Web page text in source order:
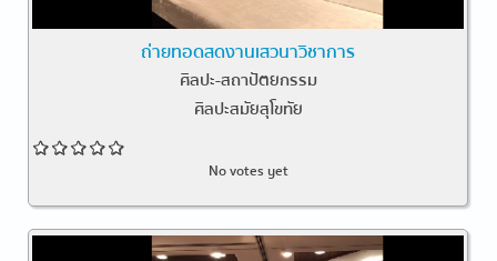
ถ่ายทอดสดงานเสวนาวิชาการ
ศิลปะ-สถาปัตยกรรม
ศิลปะสมัยสุโขทัย
No votes yet